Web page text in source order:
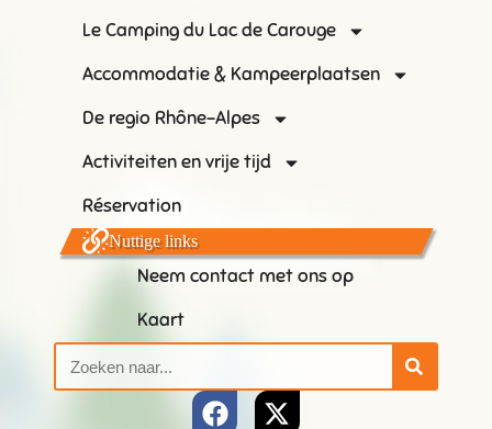
Le Camping du Lac de Carouge
Accommodatie & Kampeerplaatsen
De regio Rhône-Alpes
Activiteiten en vrije tijd
Réservation
Nuttige links
Neem contact met ons op
Kaart